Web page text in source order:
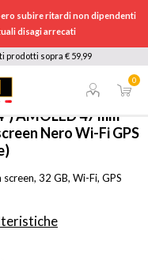
subire ritardi non dipendenti
disagi arrecati
prodotti sopra € 59,99
0
0100290400
AMOLED 47 mm
Nero Wi-Fi GPS
32 GB, Wi-Fi, GPS